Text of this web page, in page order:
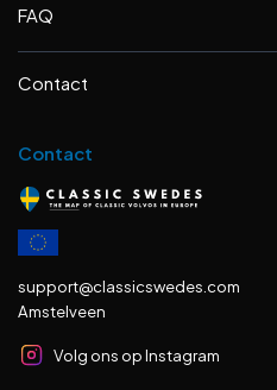
FAQ
Contact
Contact
support@classicswedes.com
Amstelveen
Volg ons op Instagram